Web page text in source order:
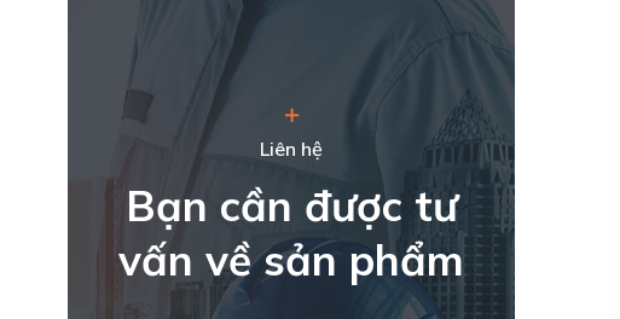
Liên hệ
Bạn cần được tư
vấn về sản phẩm